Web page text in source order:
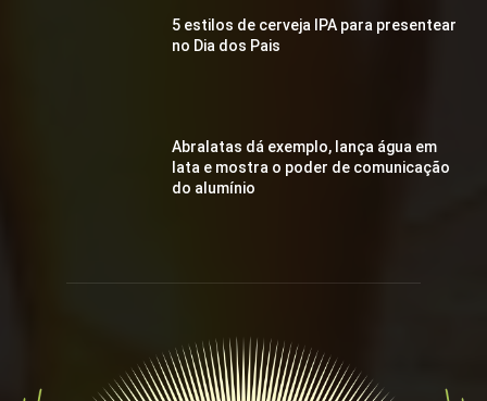
5 estilos de cerveja IPA para presentear
no Dia dos Pais
Abralatas dá exemplo, lança água em
lata e mostra o poder de comunicação
do alumínio